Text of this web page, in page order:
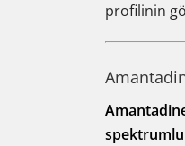
profilinin